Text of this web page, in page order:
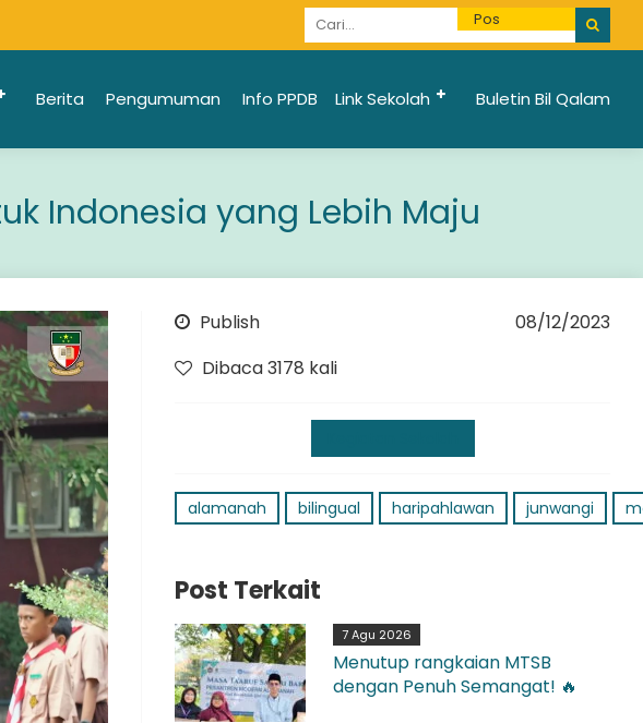
Informasi Penerimaan Santri Baru 2025/2026
Berita Pengumuman Info PPDB Link Sekolah Buletin Bil Qalam
Indonesia yang Lebih Maju
Publish
08/12/2023
Dibaca 3178 kali
alamanah bilingual haripahlawan junwangi
Post Terkait
7 Agu 2026
Menutup rangkaian MTSB
dengan Penuh Semangat! 🔥